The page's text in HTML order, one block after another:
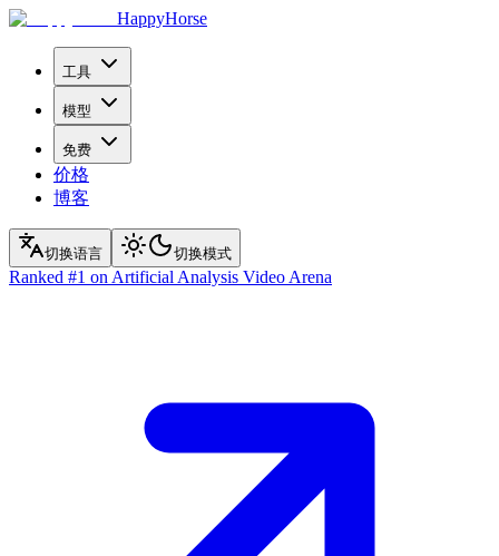
HappyHorse
工具
模型
免费
价格
博客
切换语言 切换模式
Ranked #1 on Artificial Analysis Video Arena